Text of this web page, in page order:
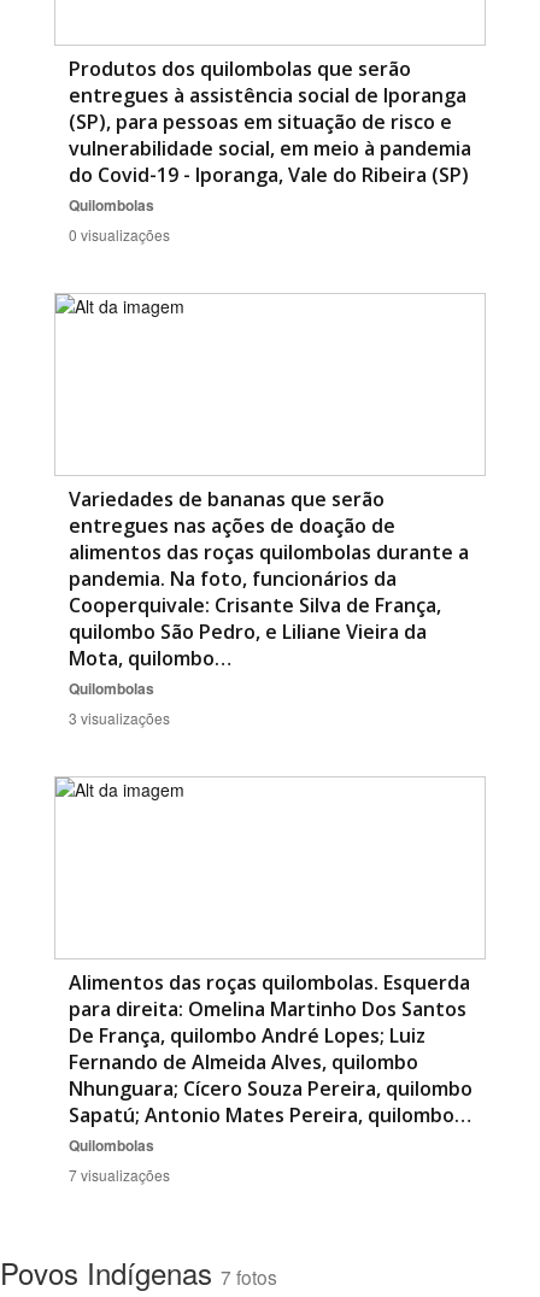
Produtos dos quilombolas que serão
entregues à assistência social de Iporanga
(SP), para pessoas em situação de risco e
vulnerabilidade social, em meio à pandemia
do Covid-19 - Iporanga, Vale do Ribeira (SP)
Quilombolas
0 visualizações
Variedades de bananas que serão
entregues nas ações de doação de
alimentos das roças quilombolas durante a
pandemia. Na foto, funcionários da
Cooperquivale: Crisante Silva de França,
quilombo São Pedro, e Liliane Vieira da
Mota, quilombo…
Quilombolas
3 visualizações
Alimentos das roças quilombolas. Esquerda
para direita: Omelina Martinho Dos Santos
De França, quilombo André Lopes; Luiz
Fernando de Almeida Alves, quilombo
Nhunguara; Cícero Souza Pereira, quilombo
Sapatú; Antonio Mates Pereira, quilombo…
Quilombolas
7 visualizações
Povos Indígenas 7 fotos